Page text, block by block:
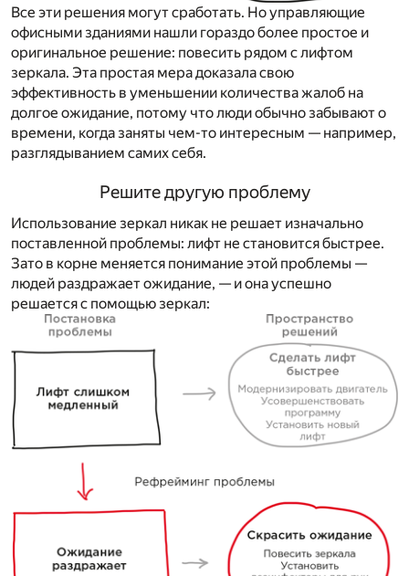
Все эти решения могут сработать. Но управляющие
офисными зданиями нашли гораздо более простое и
оригинальное решение: повесить рядом с лифтом
зеркала. Эта простая мера доказала свою
эффективность в уменьшении количества жалоб на
долгое ожидание, потому что люди обычно забывают о
времени, когда заняты чем-то интересным — например,
разглядыванием самих себя.
Решите другую проблему
Использование зеркал никак не решает изначально
поставленной проблемы: лифт не становится быстрее.
Зато в корне меняется понимание этой проблемы —
людей раздражает ожидание, — и она успешно
решается с помощью зеркал: